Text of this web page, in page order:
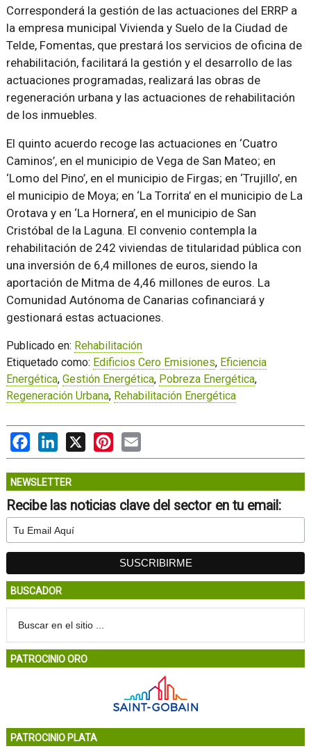
Corresponderá la gestión de las actuaciones del ERRP a
la empresa municipal Vivienda y Suelo de la Ciudad de
Telde, Fomentas, que prestará los servicios de oficina de
rehabilitación, facilitará la gestión y el desarrollo de las
actuaciones programadas, realizará las obras de
regeneración urbana y las actuaciones de rehabilitación
de los inmuebles.
El quinto acuerdo recoge las actuaciones en ‘Cuatro
Caminos’, en el municipio de Vega de San Mateo; en
‘Lomo del Pino’, en el municipio de Firgas; en ‘Trujillo’, en
el municipio de Moya; en ‘La Torrita’ en el municipio de La
Orotava y en ‘La Hornera’, en el municipio de San
Cristóbal de la Laguna. El convenio contempla la
rehabilitación de 242 viviendas de titularidad pública con
una inversión de 6,4 millones de euros, siendo la
aportación de Mitma de 4,46 millones de euros. La
Comunidad Autónoma de Canarias cofinanciará y
gestionará estas actuaciones.
Publicado en: Rehabilitación
Etiquetado como: Edificios Cero Emisiones, Eficiencia
Energética, Gestión Energética, Pobreza Energética,
Regeneración Urbana, Rehabilitación Energética
FacebookLinkedIn
X PinterestEmail
NEWSLETTER
Recibe las noticias clave del sector en tu email:
BUSCADOR
PATROCINIO ORO
PATROCINIO PLATA